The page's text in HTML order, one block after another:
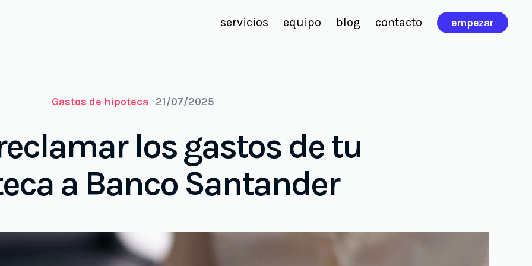
servicios equipo blog contacto empezar
Gastos de hipoteca 21/07/2025
los gastos de tu
a Banco Santander